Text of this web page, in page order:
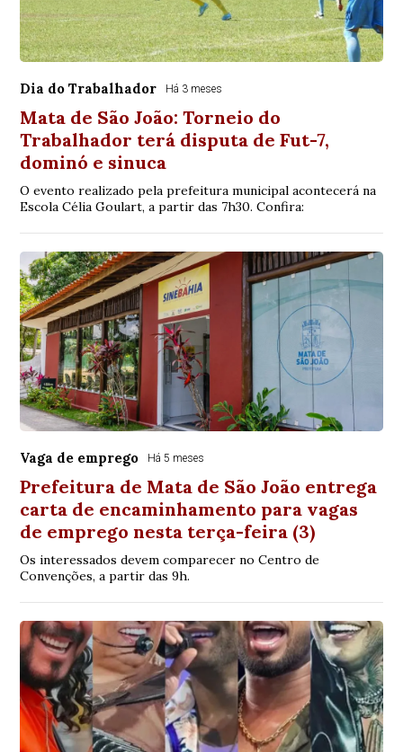
Dia do Trabalhador Há 3 meses
Mata de São João: Torneio do
Trabalhador terá disputa de Fut-7,
dominó e sinuca
O evento realizado pela prefeitura municipal acontecerá na
Escola Célia Goulart, a partir das 7h30. Confira:
Vaga de emprego Há 5 meses
Prefeitura de Mata de São João entrega
carta de encaminhamento para vagas
de emprego nesta terça-feira (3)
Os interessados devem comparecer no Centro de
Convenções, a partir das 9h.